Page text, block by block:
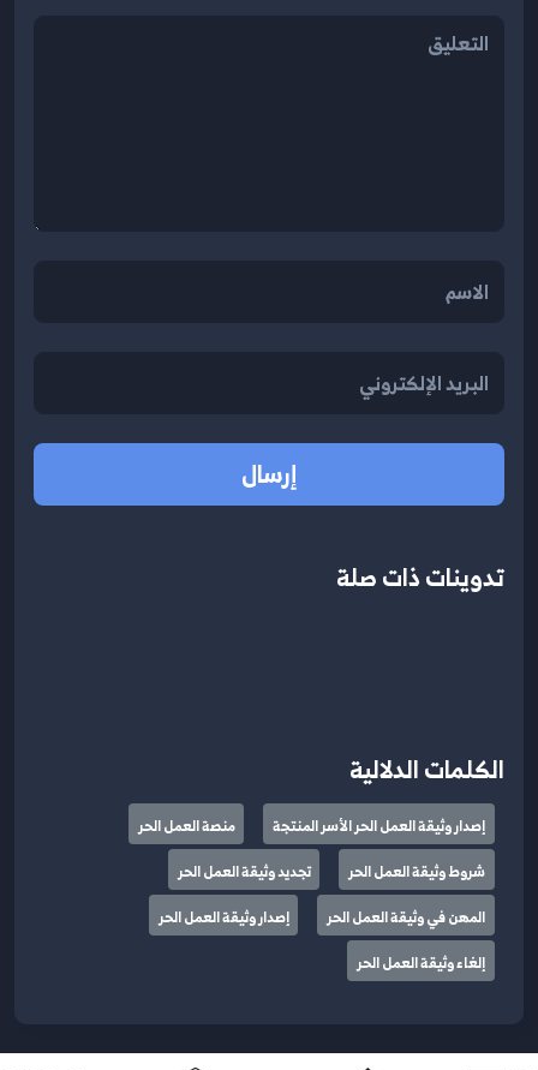
إرسال
تدوينات ذات صلة
الكلمات الدلالية
إصدار وثيقة العمل الحر الأسر المنتجة
منصة العمل الحر
شروط وثيقة العمل الحر
تجديد وثيقة العمل الحر
المهن في وثيقة العمل الحر
إصدار وثيقة العمل الحر
إلغاء وثيقة العمل الحر